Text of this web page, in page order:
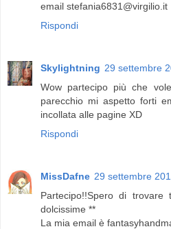
email stefania6831@virgilio.it
Rispondi
Skylightning 29 settembre
Wow partecipo più che
parecchio mi aspetto forti
incollata alle pagine XD
Rispondi
MissDafne 29 settembre
Partecipo!!Spero di
dolcissime **
La mia email è